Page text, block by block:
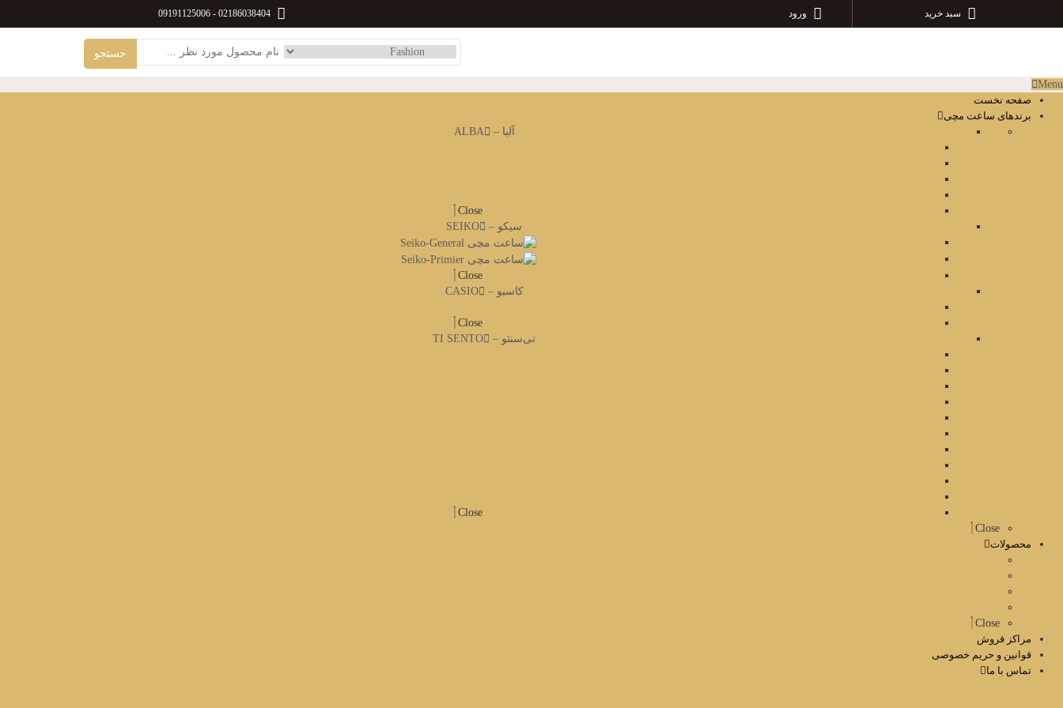
سبد خرید ورود 02186038404
-
09191125006
Menu
صفحه نخست
برندهای ساعت مچی
آلبا – ALBA
Close
سیکو – SEIKO
Close
کاسیو – CASIO
Close
تی‌سنتو – TI SENTO
Close
Close
محصولات
Close
مراکز فروش
قوانین و حریم خصوصی
تماس با ما